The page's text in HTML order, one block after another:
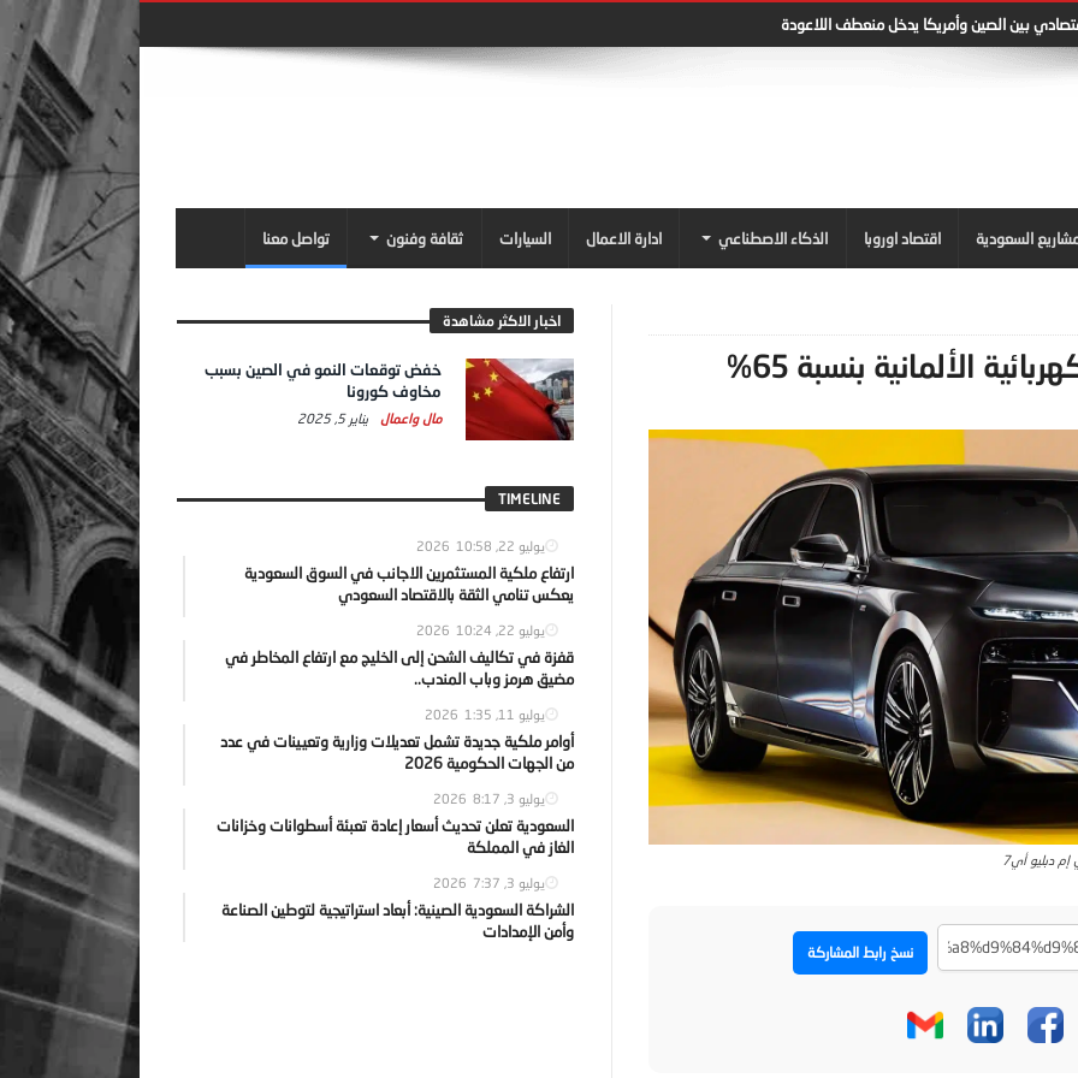
بين الصين وأمريكا يدخل منعطف اللاعودة
السعودية اقتصاد اوروبا الذكاء الاصطناعي ادارة الاعمال السيارات ثقافة وفنون تواصل معنا
الألمانية بنسبة 65%
إم دبليو أي7
نسخ رابط المشاركة
اخبار الاكثر مشاهدة
خفض توقعات النمو في الصين بسبب
مخاوف كورونا
مال واعمال يناير 5, 2025
TIMELINE
يوليو 22, 2026 10:58
ارتفاع ملكية المستثمرين الاجانب في السوق السعودية
يعكس تنامي الثقة بالاقتصاد السعودي
يوليو 22, 2026 10:24
قفزة في تكاليف الشحن إلى الخليج مع ارتفاع المخاطر في
مضيق هرمز وباب المندب..
يوليو 11, 2026 1:35
أوامر ملكية جديدة تشمل تعديلات وزارية وتعيينات في عدد
من الجهات الحكومية 2026
يوليو 3, 2026 8:17
السعودية تعلن تحديث أسعار إعادة تعبئة أسطوانات وخزانات
الغاز في المملكة
يوليو 3, 2026 7:37
الشراكة السعودية الصينية: أبعاد استراتيجية لتوطين الصناعة
وأمن الإمدادات